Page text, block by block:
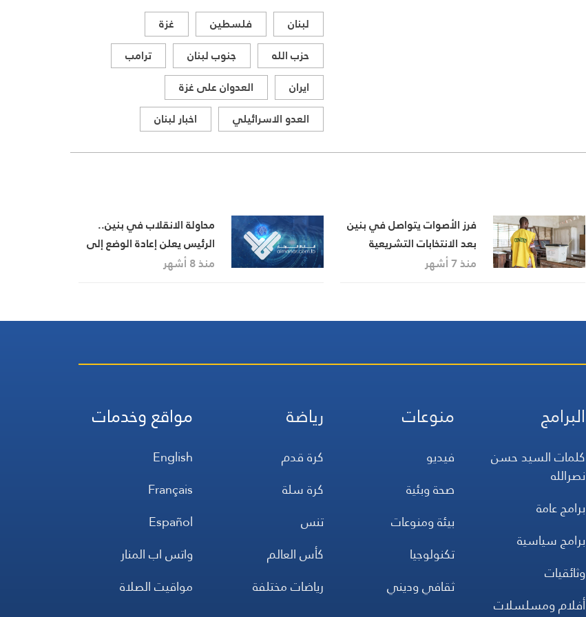
لبنان فلسطين
غزة
حزب الله
جنوب لبنان
ترامب
ايران
العدوان على غزة
العدو الاسرائيلي
اخبار لبنان
فرز الأصوات يتواصل في بنين
بعد الانتخابات التشريعية
والبلدية والنتائج متوقعة خلال
منذ 7 أشهر
محاولة الانقلاب في بنين..
الرئيس يعلن إعادة الوضع إلى
السيطرة الكاملة
منذ 8 أشهر
البرامج
كلمات السيد حسن
نصرالله
برامج عامة
برامج سياسية
وثائقيات
أفلام ومسلسلات
منوعات
فيديو
صحة وبئية
بيئة ومنوعات
تكنولوجيا
ثقافي وديني
رياضة
كرة قدم
كرة سلة
تنس
كأس العالم
رياضات مختلفة
مواقع وخدمات
English
Français
Español
واتس اب المنار
مواقيت الصلاة